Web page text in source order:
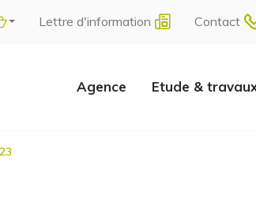
Lettre d'information Contact
Agence Etude &